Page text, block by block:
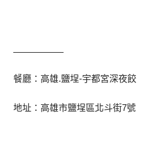
—————–
餐廳：高雄.鹽埕-宇都宮深夜餃
地址：高雄市鹽埕區北斗街7號